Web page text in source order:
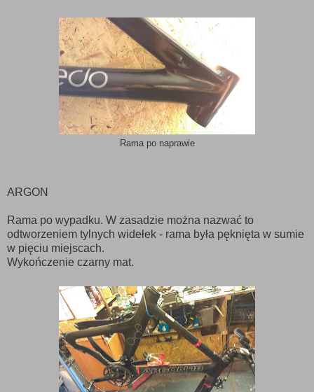
Rama po naprawie
ARGON
Rama po wypadku. W zasadzie można nazwać to
odtworzeniem tylnych widełek - rama była pęknięta w sumie
w pięciu miejscach.
Wykończenie czarny mat.